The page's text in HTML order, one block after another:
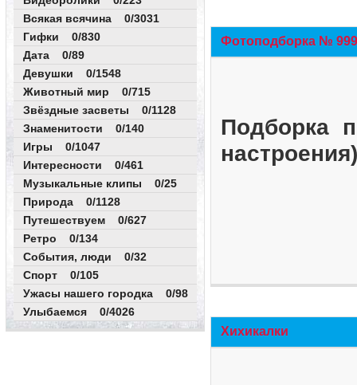
Всякая всячина 0/3031
Гифки 0/830
Дата 0/89
Девушки 0/1548
Животный мир 0/715
Звёздные засветы 0/1128
Знаменитости 0/140
Игры 0/1047
Интересности 0/461
Музыкальные клипы 0/25
Природа 0/1128
Путешествуем 0/627
Ретро 0/134
События, люди 0/32
Спорт 0/105
Ужасы нашего городка 0/98
Улыбаемся 0/4026
Фотоподборка №
Подборка
Хихикалки